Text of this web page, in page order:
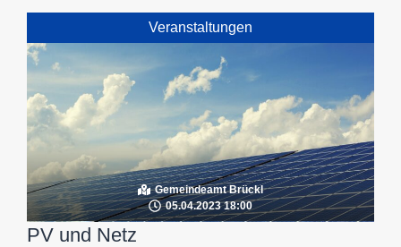
Veranstaltungen
Gemeindeamt Brückl
05.04.2023 18:00
PV und Netz